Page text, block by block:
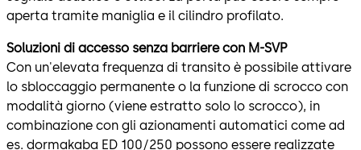
aperta tramite maniglia e il cilindro profilato.
Soluzioni di accesso senza barriere con M-SVP
Con un'elevata frequenza di transito è possibile attivare
lo sbloccaggio permanente o la funzione di scrocco con
modalità giorno (viene estratto solo lo scrocco), in
combinazione con gli azionamenti automatici come ad
es. dormakaba ED 100/250 possono essere realizzate